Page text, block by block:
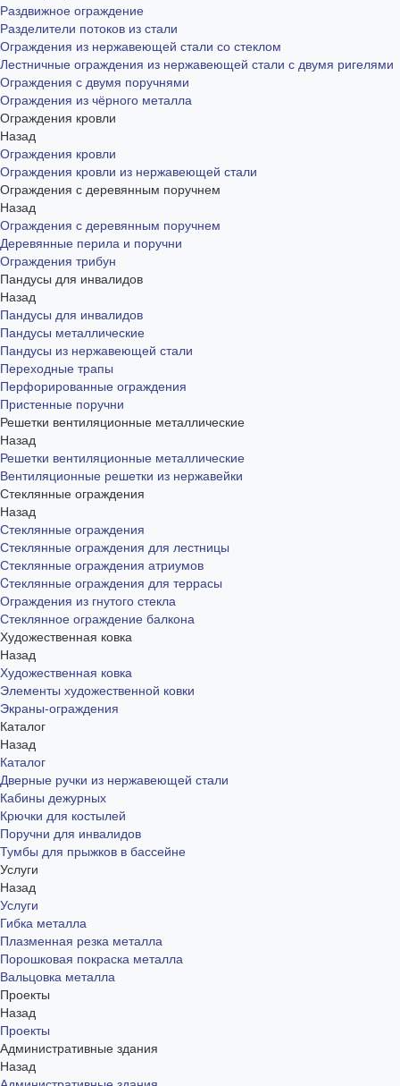
Раздвижное ограждение
Разделители потоков из стали
Ограждения из нержавеющей стали со стеклом
Лестничные ограждения из нержавеющей стали с двумя ригелями
Ограждения с двумя поручнями
Ограждения из чёрного металла
Ограждения кровли
Назад
Ограждения кровли
Ограждения кровли из нержавеющей стали
Ограждения с деревянным поручнем
Назад
Ограждения с деревянным поручнем
Деревянные перила и поручни
Ограждения трибун
Пандусы для инвалидов
Назад
Пандусы для инвалидов
Пандусы металлические
Пандусы из нержавеющей стали
Переходные трапы
Перфорированные ограждения
Пристенные поручни
Решетки вентиляционные металлические
Назад
Решетки вентиляционные металлические
Вентиляционные решетки из нержавейки
Стеклянные ограждения
Назад
Стеклянные ограждения
Стеклянные ограждения для лестницы
Стеклянные ограждения атриумов
Cтеклянные ограждения для террасы
Ограждения из гнутого стекла
Стеклянное ограждение балкона
Художественная ковка
Назад
Художественная ковка
Элементы художественной ковки
Экраны-ограждения
Каталог
Назад
Каталог
Дверные ручки из нержавеющей стали
Кабины дежурных
Крючки для костылей
Поручни для инвалидов
Тумбы для прыжков в бассейне
Услуги
Назад
Услуги
Гибка металла
Плазменная резка металла
Порошковая покраска металла
Вальцовка металла
Проекты
Назад
Проекты
Административные здания
Назад